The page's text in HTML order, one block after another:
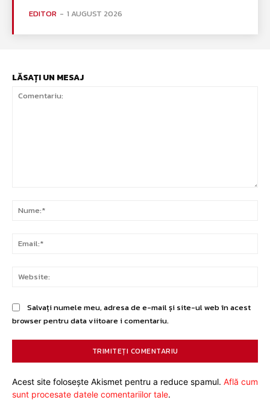
EDITOR - 1 AUGUST 2026
LĂSAȚI UN MESAJ
Salvați numele meu, adresa de e-mail și site-ul web în acest
browser pentru data viitoare i comentariu.
Acest site folosește Akismet pentru a reduce spamul. Află cum
sunt procesate datele comentariilor tale.